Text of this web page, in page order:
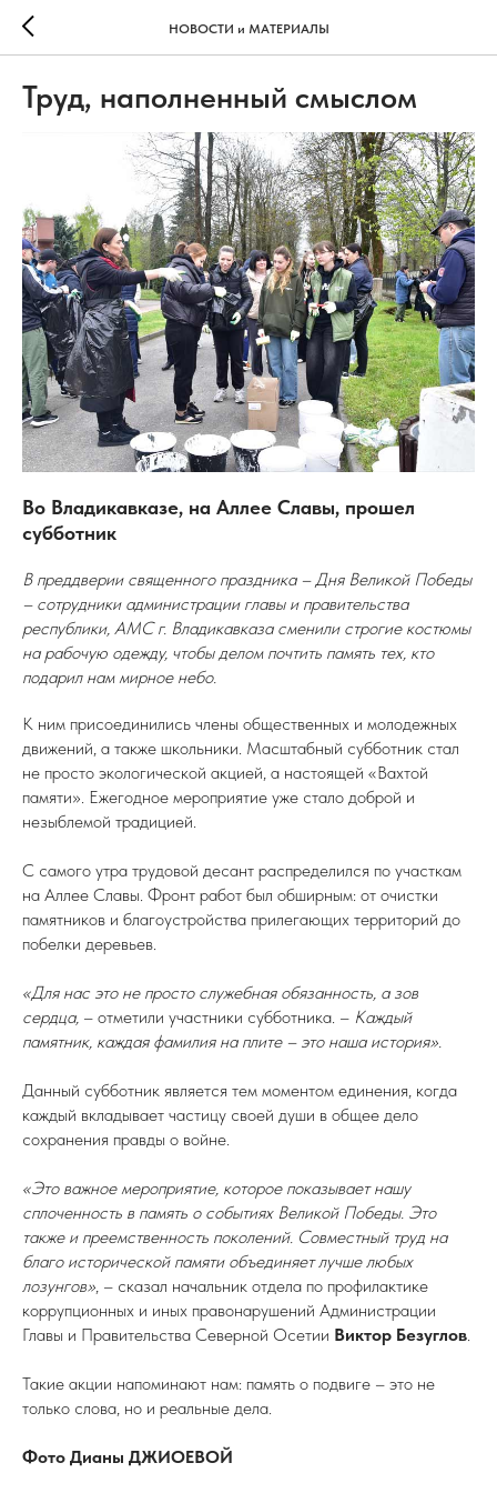
НОВОСТИ и МАТЕРИАЛЫ
Труд, наполненный смыслом
Во Владикавказе, на Аллее Славы, прошел
субботник
В преддверии священного праздника – Дня Великой Победы
– сотрудники администрации главы и правительства
республики, АМС г. Владикавказа сменили строгие костюмы
на рабочую одежду, чтобы делом почтить память тех, кто
подарил нам мирное небо.
К ним присоединились члены общественных и молодежных
движений, а также школьники. Масштабный субботник стал
не просто экологической акцией, а настоящей «Вахтой
памяти». Ежегодное мероприятие уже стало доброй и
незыблемой традицией.
С самого утра трудовой десант распределился по участкам
на Аллее Славы. Фронт работ был обширным: от очистки
памятников и благоустройства прилегающих территорий до
побелки деревьев.
«Для нас это не просто служебная обязанность, а зов
сердца, – отметили участники субботника. – Каждый
памятник, каждая фамилия на плите – это наша история».
Данный субботник является тем моментом единения, когда
каждый вкладывает частицу своей души в общее дело
сохранения правды о войне.
«Это важное мероприятие, которое показывает нашу
сплоченность в память о событиях Великой Победы. Это
также и преемственность поколений. Совместный труд на
благо исторической памяти объединяет лучше любых
лозунгов», – сказал начальник отдела по профилактике
коррупционных и иных правонарушений Администрации
Главы и Правительства Северной Осетии Виктор Безуглов.
Такие акции напоминают нам: память о подвиге – это не
только слова, но и реальные дела.
Фото Дианы ДЖИОЕВОЙ